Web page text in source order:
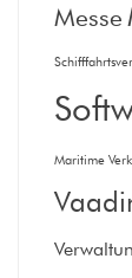
Messe
Maritime